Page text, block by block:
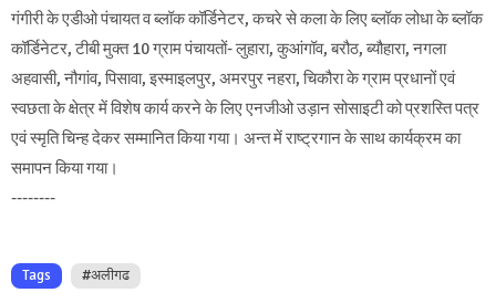
गंगीरी के एडीओ पंचायत व ब्लॉक कॉर्डिनेटर, कचरे से कला के लिए ब्लॉक लोधा के ब्लॉक
कॉर्डिनेटर, टीबी मुक्त 10 ग्राम पंचायतों- लुहारा, कुआंगॉव, बरौठ, ब्यौहारा, नगला
अहवासी, नौगांव, पिसावा, इस्माइलपुर, अमरपुर नहरा, चिकौरा के ग्राम प्रधानों एवं
स्वछता के क्षेत्र में विशेष कार्य करने के लिए एनजीओ उड़ान सोसाइटी को प्रशस्ति पत्र
एवं स्मृति चिन्ह देकर सम्मानित किया गया। अन्त में राष्ट्रगान के साथ कार्यक्रम का
समापन किया गया।
--------
Tags #अलीगढ